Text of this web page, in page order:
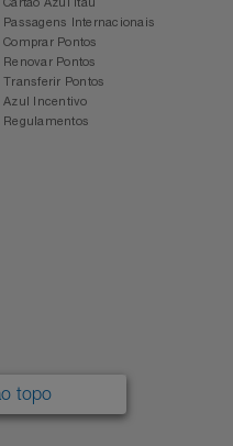
Passagens Internacionais
Comprar Pontos
Renovar Pontos
Transferir Pontos
Azul Incentivo
Regulamentos
topo